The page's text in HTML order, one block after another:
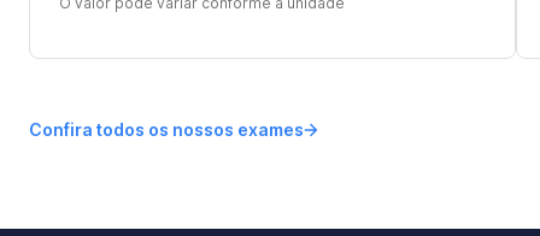
Confira todos os nossos exames